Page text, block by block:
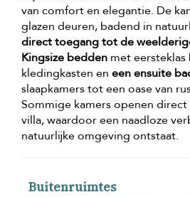
van comfort en elegantie. De
glazen deuren, badend in
direct toegang tot de
Kingsize bedden met
kledingkasten en een ensuite
slaapkamers tot een oase van
Sommige kamers openen
villa, waardoor een naadloze
natuurlijke omgeving ontstaat.
Buitenruimtes